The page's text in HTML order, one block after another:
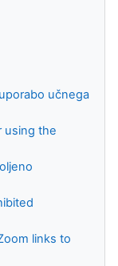
učnega
using the
links to